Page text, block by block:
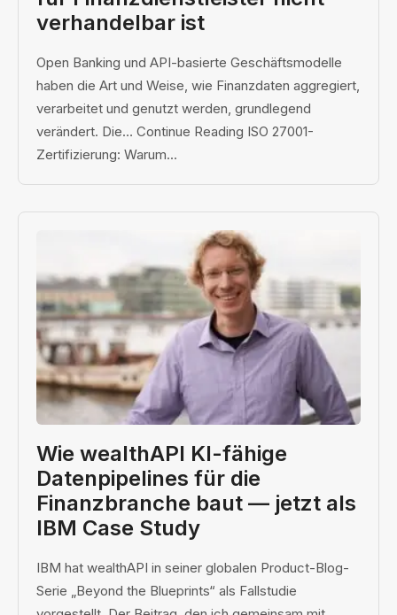
verhandelbar ist
Open Banking und API-basierte Geschäftsmodelle
haben die Art und Weise, wie Finanzdaten aggregiert,
verarbeitet und genutzt werden, grundlegend
verändert. Die… Continue Reading ISO 27001-
Zertifizierung: Warum...
Wie wealthAPI KI-fähige
Datenpipelines für die
Finanzbranche baut — jetzt als
IBM Case Study
IBM hat wealthAPI in seiner globalen Product-Blog-
Serie „Beyond the Blueprints“ als Fallstudie